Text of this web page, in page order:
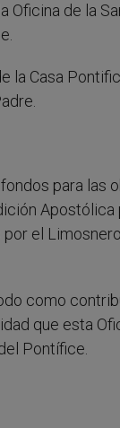
Oficina de la
la Casa
para las
Apostólica
el
como
que esta
Pontífice.